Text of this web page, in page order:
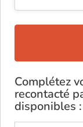
Complétez
recontacté
disponibles :